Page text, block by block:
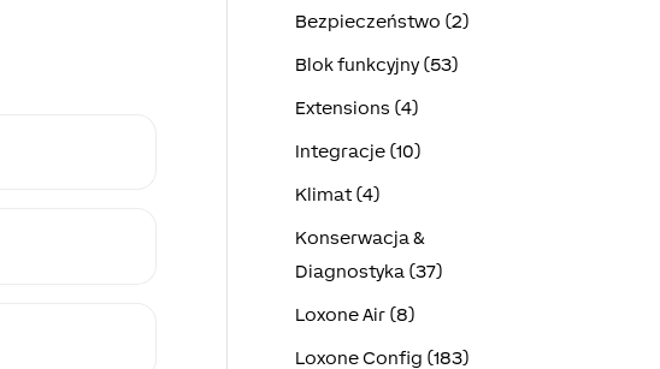
Bezpieczeństwo (2)
Blok funkcyjny (53)
Extensions (4)
Integracje (10)
Klimat (4)
Konserwacja &
Diagnostyka (37)
Loxone Air (8)
Loxone Config (183)